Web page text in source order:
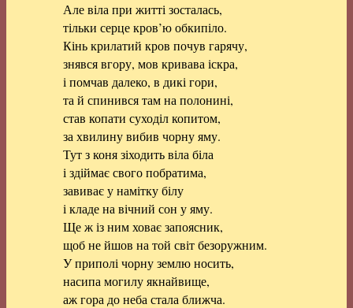
Але віла при житті зосталась,
тільки серце кров’ю обкипіло.
Кінь крилатий кров почув гарячу,
знявся вгору, мов кривава іскра,
і помчав далеко, в дикі гори,
та й спинився там на полонині,
став копати суходіл копитом,
за хвилину вибив чорну яму.
Тут з коня зіходить віла біла
і здіймає свого побратима,
завиває у намітку білу
і кладе на вічний сон у яму.
Ще ж із ним ховає запоясник,
щоб не йшов на той світ безоружним.
У приполі чорну землю носить,
насипа могилу якнайвище,
аж гора до неба стала ближча.